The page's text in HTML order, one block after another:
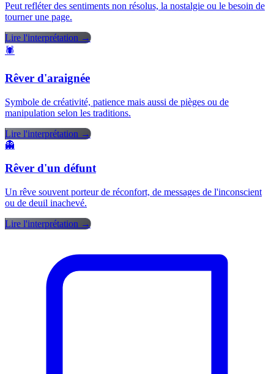
Peut refléter des sentiments non résolus, la nostalgie ou le besoin de
tourner une page.
Lire l'interprétation →
🕷️
Rêver d'araignée
Symbole de créativité, patience mais aussi de pièges ou de
manipulation selon les traditions.
Lire l'interprétation →
👻
Rêver d'un défunt
Un rêve souvent porteur de réconfort, de messages de l'inconscient
ou de deuil inachevé.
Lire l'interprétation →